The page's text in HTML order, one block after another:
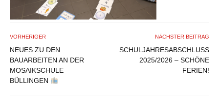
VORHERIGER
NEUES ZU DEN
BAUARBEITEN AN DER
MOSAIKSCHULE
BÜLLINGEN
NÄCHSTER BEITRAG
SCHULJAHRESABSCHLUSS
2025/2026 – SCHÖNE
FERIEN!